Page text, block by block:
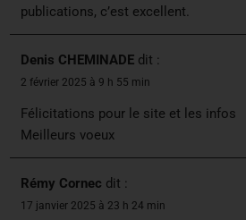
publications, c’est excellent.
Denis CHEMINADE dit :
2 février 2025 à 9 h 55 min
Félicitations pour le site et les infos
Meilleurs voeux
Rémy Cornec dit :
17 janvier 2025 à 23 h 24 min